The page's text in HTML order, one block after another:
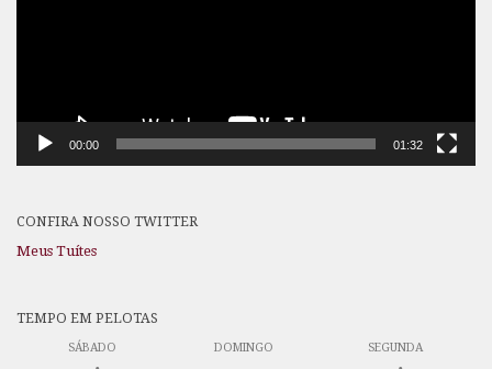
00:00 01:32
CONFIRA NOSSO TWITTER
Meus Tuítes
TEMPO EM PELOTAS
SÁBADO DOMINGO SEGUNDA